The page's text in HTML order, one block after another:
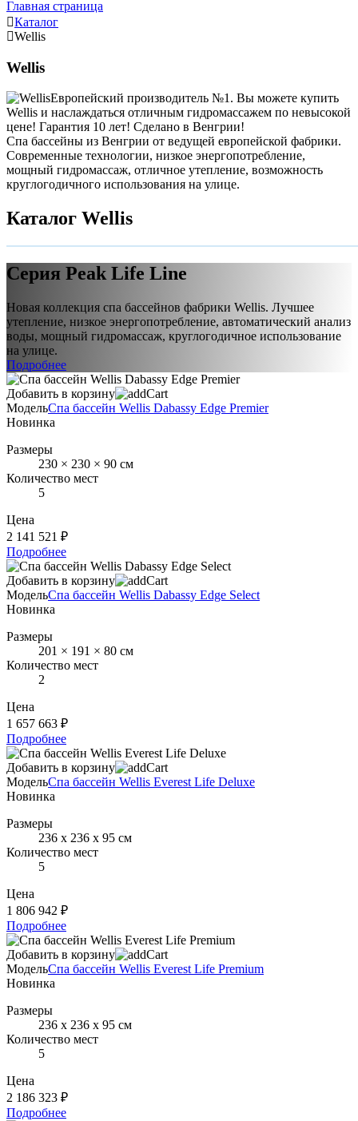
Главная страница
Каталог
Wellis
Wellis
Европейский производитель №1. Вы можете купить
Wellis и наслаждаться отличным гидромассажем по невысокой
цене! Гарантия 10 лет! Сделано в Венгрии!
Спа бассейны из Венгрии от ведущей европейской фабрики.
Современные технологии, низкое энергопотребление,
мощный гидромассаж, отличное утепление, возможность
круглогодичного использования на улице.
Каталог Wellis
Серия Peak Life Line
Новая коллекция спа бассейнов фабрики Wellis. Лучшее
утепление, низкое энергопотребление, автоматический анализ
воды, мощный гидромассаж, круглогодичное использование
на улице.
Подробнее
Добавить в корзину
МодельСпа бассейн Wellis Dabassy Edge Premier
Новинка
Размеры
230 × 230 × 90 см
Количество мест
5
Цена
2 141 521 ₽
Подробнее
Добавить в корзину
МодельСпа бассейн Wellis Dabassy Edge Select
Новинка
Размеры
201 × 191 × 80 см
Количество мест
2
Цена
1 657 663 ₽
Подробнее
Добавить в корзину
МодельСпа бассейн Wellis Everest Life Deluxe
Новинка
Размеры
236 х 236 х 95 см
Количество мест
5
Цена
1 806 942 ₽
Подробнее
Добавить в корзину
МодельСпа бассейн Wellis Everest Life Premium
Новинка
Размеры
236 х 236 х 95 см
Количество мест
5
Цена
2 186 323 ₽
Подробнее